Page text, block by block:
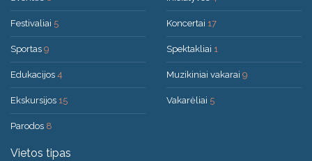
Festivaliai 5
Sportas 9
Edukacijos 4
Ekskursijos 15
Parodos 8
Koncertai 17
Spektakliai 1
Muzikiniai vakarai 9
Vakarėliai 5
Vietos tipas